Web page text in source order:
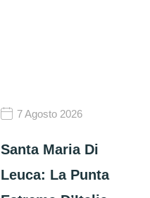
7 Agosto 2026
Santa Maria Di
Leuca: La Punta